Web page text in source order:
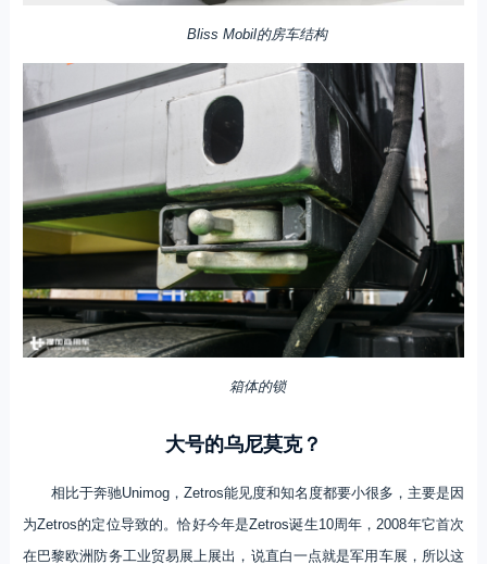
Bliss Mobil的房车结构
箱体的锁
大号的乌尼莫克？
相比于奔驰Unimog，Zetros能见度和知名度都要小很多，主要是因
为Zetros的定位导致的。恰好今年是Zetros诞生10周年，2008年它首次
在巴黎欧洲防务工业贸易展上展出，说直白一点就是军用车展，所以这